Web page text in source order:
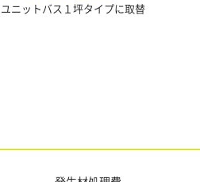
ユニットバス１坪タイプに取替